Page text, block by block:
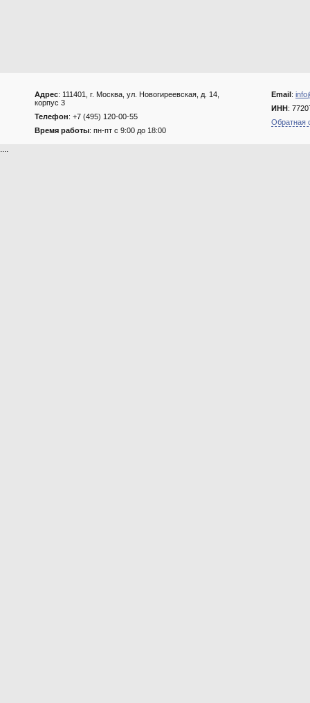
Адрес: 111401, г. Москва, ул. Новогиреевская, д. 14,
корпус 3
Телефон: +7 (495) 120-00-55
Время работы: пн-пт с 9:00 до 18:00
Email:
ИНН:
Обратная
....